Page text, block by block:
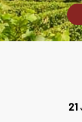
21